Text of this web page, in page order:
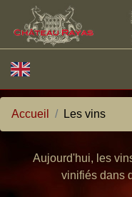
Accueil Les vins
Aujourd'hui, les
vinifiés dans